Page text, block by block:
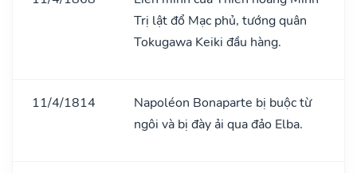
Trị lật đổ Mạc phủ, tướng quân
Tokugawa Keiki đầu hàng.
11/4/1814
Napoléon Bonaparte bị buộc từ
ngôi và bị đày ải qua đảo Elba.